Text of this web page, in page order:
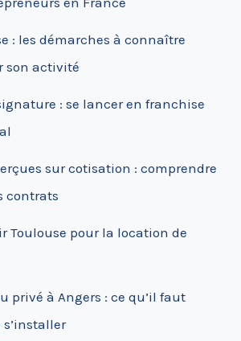
: les démarches à connaître
son activité
: se lancer en franchise
sur cotisation : comprendre
contrats
Toulouse pour la location de
privé à Angers : ce qu’il faut